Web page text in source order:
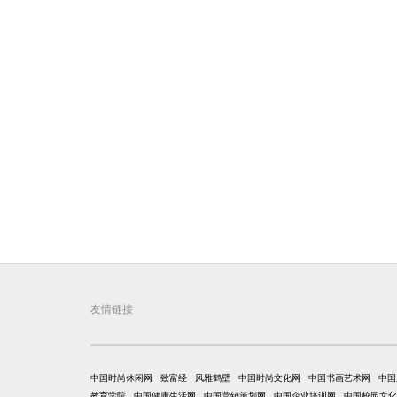
友情链接
中国时尚休闲网 致富经 风雅鹤壁 中国时尚文化网 中国书画艺术网
中